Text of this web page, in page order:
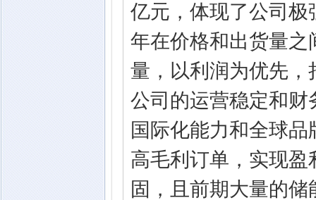
亿元，体现了公司极
年在价格和出货量
量，以利润为优先
公司的运营稳定和
国际化能力和全球
高毛利订单，实现
固，且前期大量的